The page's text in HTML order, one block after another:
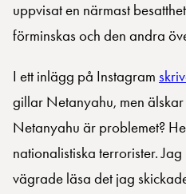
uppvisat en närmast
förminskas och den andra
I ett inlägg på Instagram
gillar Netanyahu, men älskar
Netanyahu är problemet?
nationalistiska terrorister.
vägrade läsa det jag